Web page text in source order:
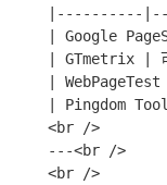
|----------
| Google
| GTmetrix |
|
| Pingdom
<br />
---<br />
<br />